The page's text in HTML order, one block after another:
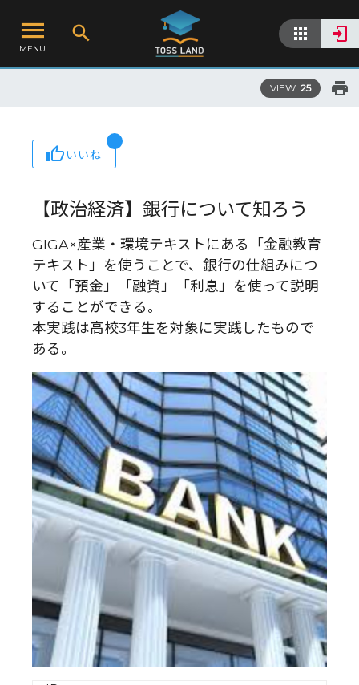
MENU
VIEW: 25
いいね
【政治経済】銀行について知ろう
GIGA×産業・環境テキストにある「金融教育
テキスト」を使うことで、銀行の仕組みにつ
いて「預金」「融資」「利息」を使って説明
することができる。
本実践は高校3年生を対象に実践したもので
ある。